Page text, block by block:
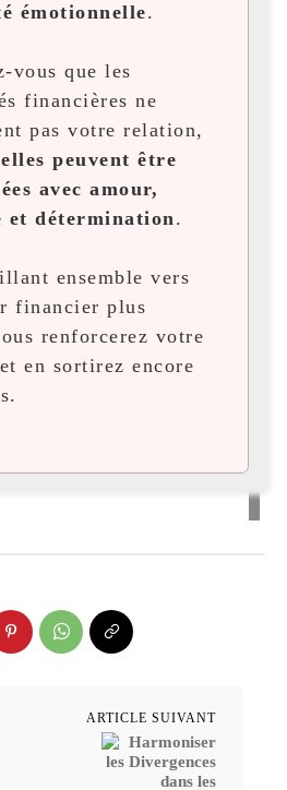
émotionnelle.
vous que les
financières ne
pas votre relation,
elles peuvent être
avec amour,
et détermination.
ensemble vers
financier plus
renforcerez votre
en sortirez encore
ARTICLE SUIVANT